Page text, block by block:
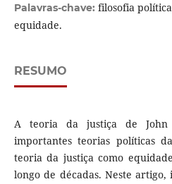
Palavras-chave: filosofia
equidade.
RESUMO
A teoria da justiça de
importantes teorias políticas
teoria da justiça como
longo de décadas. Neste